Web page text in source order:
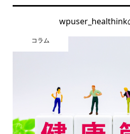
wpuser_healthink
コラム